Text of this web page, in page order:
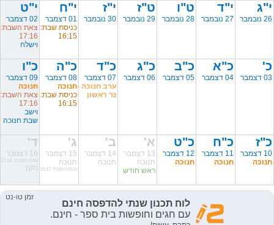
י"ג
26 נובמבר
י"ד
27 נובמבר
ט"ו
28 נובמבר
ט"ז
29 נובמבר
י"ז
30 נובמבר
י"ח
01 דצמבר
כניסת שבת:
16:15
י"ט
02 דצמבר
צאת השבת:
17:16
וישלח
כ'
03 דצמבר
כ"א
04 דצמבר
כ"ב
05 דצמבר
כ"ג
06 דצמבר
כ"ד
07 דצמבר
ערב חנוכה -
נר ראשון
כ"ה
08 דצמבר
חנוכה
כניסת שבת:
16:15
כ"ו
09 דצמבר
חנוכה
צאת השבת:
17:16
וישב
שבת חנוכה
כ"ז
10 דצמבר
חנוכה
כ"ח
11 דצמבר
חנוכה
כ"ט
12 דצמבר
חנוכה
א'
13 דצמבר
חנוכה
ראש חודש
ב'
14 דצמבר
חנוכה
ג'
15 דצמבר
חנוכה
כניסת שבת: 16:17
ד'
16 דצמבר
צאת השבת: 17:18
מקץ